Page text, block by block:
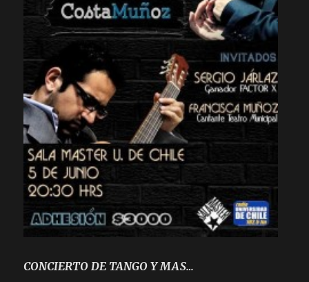
CONCIERTO DE TANGO Y MAS…